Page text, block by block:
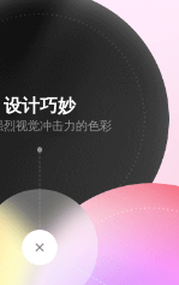
设计巧妙
烈视觉冲击力的色彩